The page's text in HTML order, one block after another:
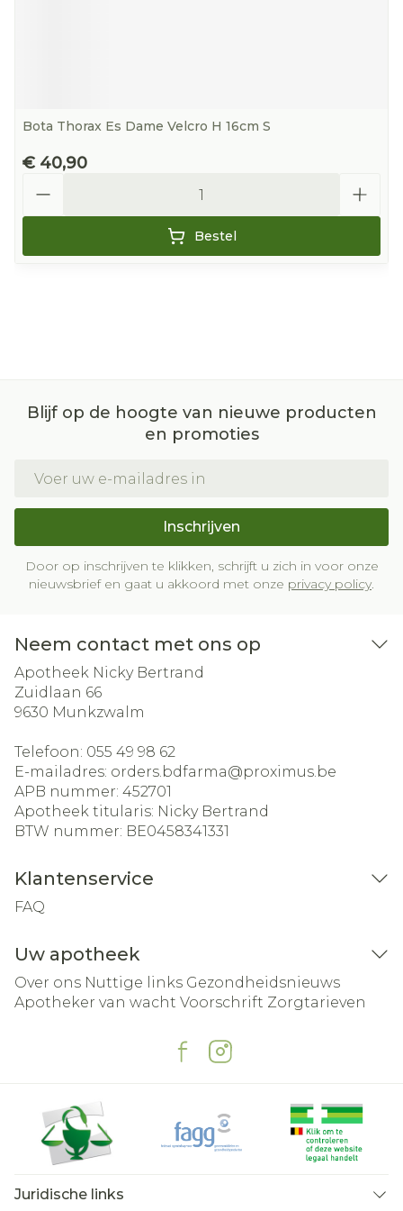
Bota Thorax Es Dame Velcro H 16cm S
€ 40,90
Bestel
Blijf op de hoogte van nieuwe producten
en promoties
Inschrijven
Door op inschrijven te klikken, schrijft u zich in voor onze
nieuwsbrief en gaat u akkoord met onze privacy policy.
Neem contact met ons op
Apotheek Nicky Bertrand
Zuidlaan 66
9630 Munkzwalm
Telefoon: 055 49 98 62
E-mailadres: orders.bdfarma@proximus.be
APB nummer: 452701
Apotheek titularis: Nicky Bertrand
BTW nummer: BE0458341331
Klantenservice
FAQ
Uw apotheek
Over ons Nuttige links Gezondheidsnieuws
Apotheker van wacht Voorschrift Zorgtarieven
Juridische links